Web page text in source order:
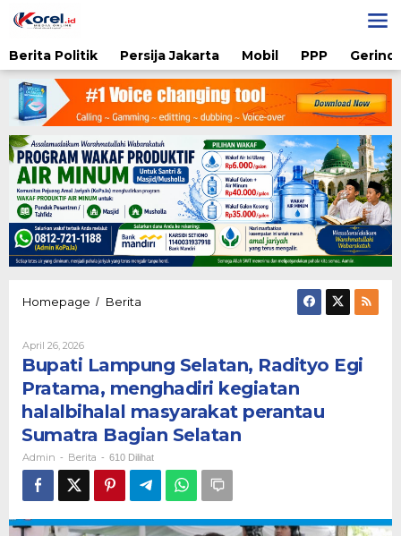
ke
Berita Politik
Persija Jakarta Mobil PPP
Homepage / Berita
Egi
Pratama,
menghadiri
kegiatan
halalbihalal
masyarakat
perantau
Sumatra
Bagian
April 26, 2026Oleh
Bupati Lampung Selatan, Radityo Egi
Pratama, menghadiri kegiatan
halalbihalal masyarakat perantau
Sumatra Bagian Selatan
Admin - Berita - 610 Dilihat